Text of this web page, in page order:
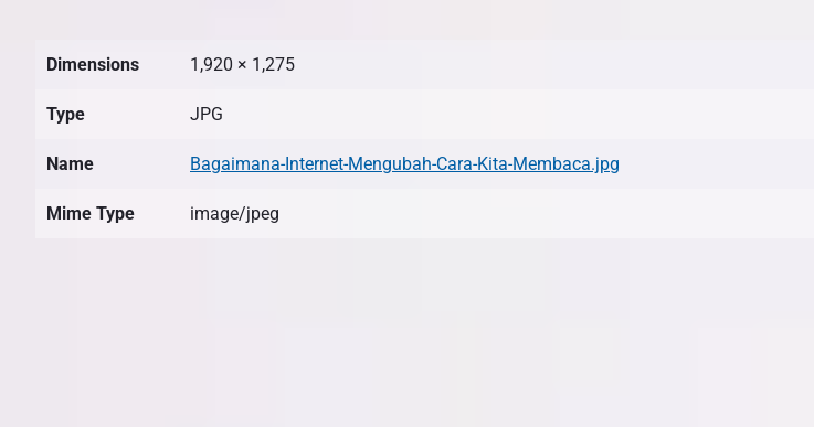
Dimensions 1,920 × 1,275
Type JPG
Name Bagaimana-Internet-Mengubah-Cara-Kita-Membaca.jpg
Mime Type image/jpeg